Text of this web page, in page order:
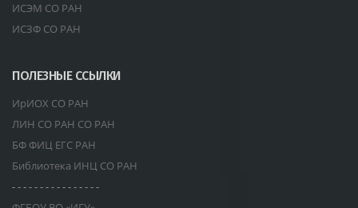
ИСЭМ СО РАН
ИСЗФ СО РАН
ПОЛЕЗНЫЕ ССЫЛКИ
ИрИОХ СО РАН
ЛИН СО РАН СО РАН
БФ ФИЦ ЕГС РАН
Библиотека ИНЦ СО РАН
- - - - - - - - - - - - - - - -